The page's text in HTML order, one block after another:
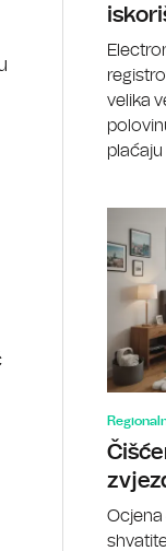
velika
plaćaju
Ocjena